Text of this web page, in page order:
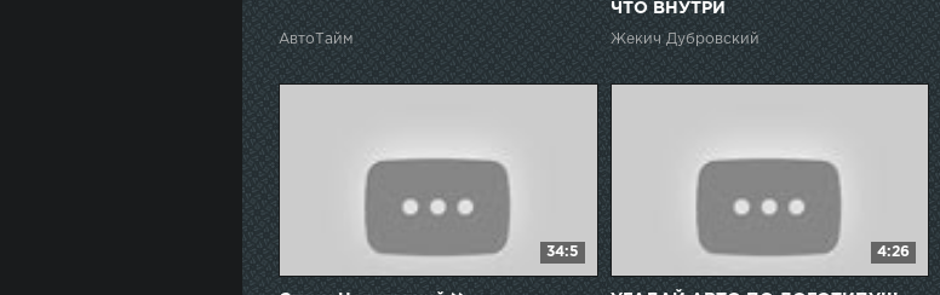
АвтоТайм
ЧТО ВНУТРИ
Жекич Дубровский
34:5 4:26